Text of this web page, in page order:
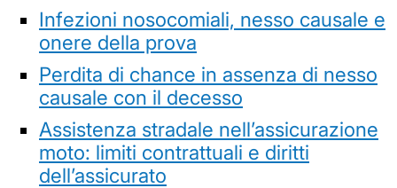
Infezioni nosocomiali, nesso causale e
onere della prova
Perdita di chance in assenza di nesso
causale con il decesso
Assistenza stradale nell’assicurazione
moto: limiti contrattuali e diritti
dell’assicurato